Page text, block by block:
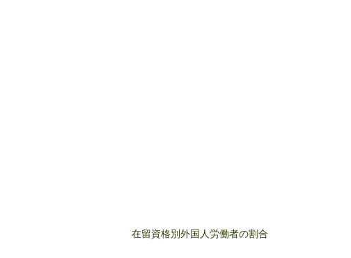
在留資格別外国人労働者の割合